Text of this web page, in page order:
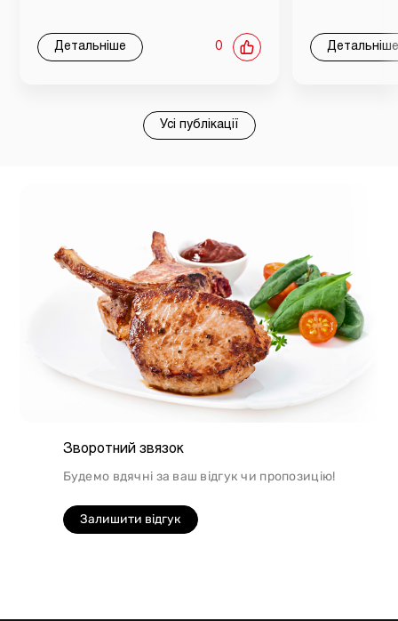
Детальніше 0 Детальніше
Усі публікації
Зворотний звязок
Будемо вдячні за ваш відгук чи пропозицію!
Залишити відгук